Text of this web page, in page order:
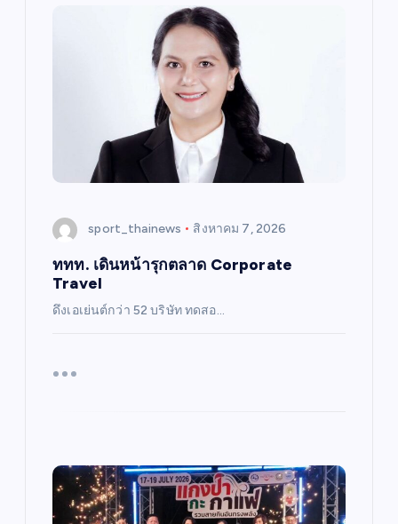
sport_thainews สิงหาคม 7, 2026
ททท. เดินหน้ารุกตลาด Corporate
Travel
ดึงเอเย่นต์กว่า 52 บริษัท ทดสอ…